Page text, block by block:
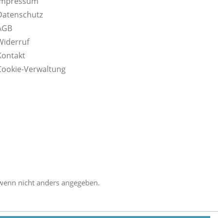
Verwaltung
nicht anders angegeben.